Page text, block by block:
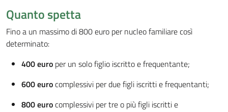
Quanto spetta
Fino a un massimo di 800 euro per nucleo familiare così
determinato:
400 euro per un solo figlio iscritto e frequentante;
600 eurocomplessivi per due figli iscritti e frequentanti;
800 eurocomplessivi per tre o più figli iscritti e